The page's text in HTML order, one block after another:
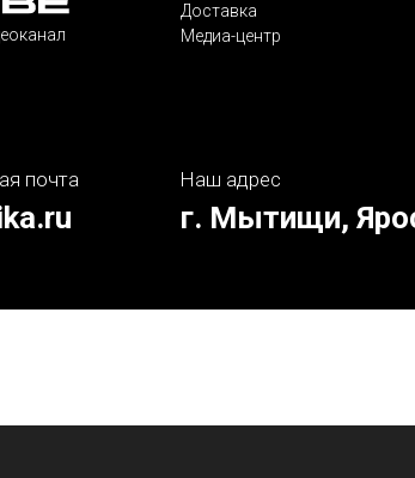
Доставка
Медиа-центр
почта Наш адрес
г. Мытищи,